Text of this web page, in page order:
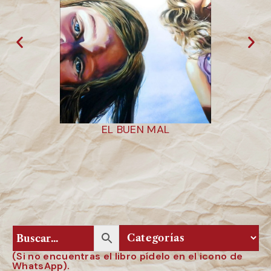
EL BUEN MAL
(Si no encuentras el libro pídelo en el icono de
WhatsApp).